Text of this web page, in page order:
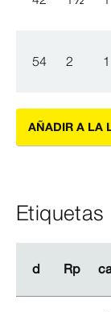
54 2 1
AÑADIR A LA
Etiquetas
d Rp
d Rp